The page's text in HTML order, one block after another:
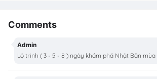
Comments
Admin
Lộ trình ( 3 - 5 - 8 ) ngày khám phá Nhật Bản mùa ...